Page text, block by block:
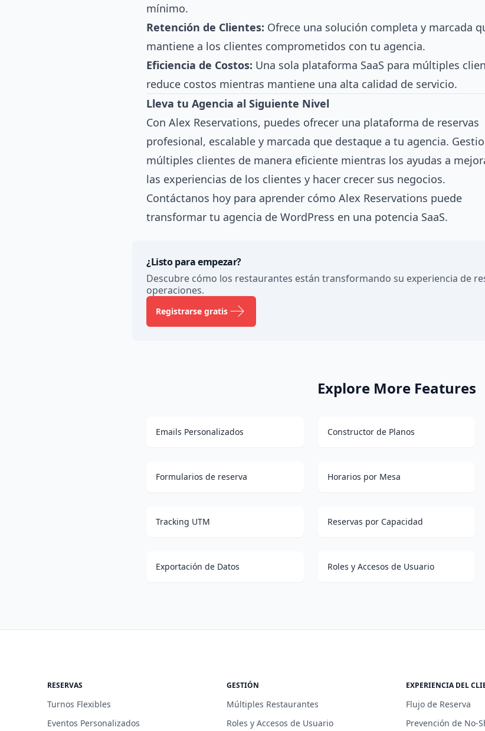
mínimo.
Retención de Clientes: Ofrece una solución completa y marcada
mantiene a los clientes comprometidos con tu agencia.
Eficiencia de Costos: Una sola plataforma SaaS para múltiples
reduce costos mientras mantiene una alta calidad de servicio.
Lleva tu Agencia al Siguiente Nivel
Con Alex Reservations, puedes ofrecer una plataforma de reservas
profesional, escalable y marcada que destaque a tu agencia.
múltiples clientes de manera eficiente mientras los ayudas a
las experiencias de los clientes y hacer crecer sus negocios.
Contáctanos hoy para aprender cómo Alex Reservations puede
transformar tu agencia de WordPress en una potencia SaaS.
¿Listo para empezar?
Descubre cómo los restaurantes están transformando su experiencia de
operaciones.
Registrarse gratis
Explore More Features
Emails Personalizados Constructor de Planos
Formularios de reserva Horarios por Mesa
Tracking UTM Reservas por Capacidad
Exportación de Datos Roles y Accesos de Usuario
RESERVAS
Turnos Flexibles
Eventos Personalizados
GESTIÓN
Múltiples Restaurantes
Roles y Accesos de Usuario
EXPERIENCIA DEL
Flujo de Reserva
Prevención de No-